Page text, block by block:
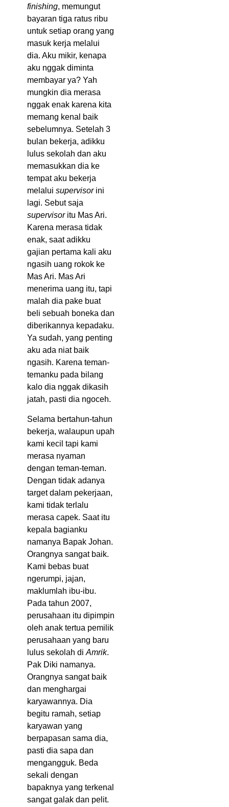
finishing, memungut
bayaran tiga ratus ribu
untuk setiap orang yang
masuk kerja melalui
dia. Aku mikir, kenapa
aku nggak diminta
membayar ya? Yah
mungkin dia merasa
nggak enak karena kita
memang kenal baik
sebelumnya. Setelah 3
bulan bekerja, adikku
lulus sekolah dan aku
memasukkan dia ke
tempat aku bekerja
melalui supervisorini
lagi. Sebut saja
supervisoritu Mas Ari.
Karena merasa tidak
enak, saat adikku
gajian pertama kali aku
ngasih uang rokok ke
Mas Ari. Mas Ari
menerima uang itu, tapi
malah dia pake buat
beli sebuah boneka dan
diberikannya kepadaku.
Ya sudah, yang penting
aku ada niat baik
ngasih. Karena teman-
temanku pada bilang
kalo dia nggak dikasih
jatah, pasti dia ngoceh.
Selama bertahun-tahun
bekerja, walaupun upah
kami kecil tapi kami
merasa nyaman
dengan teman-teman.
Dengan tidak adanya
target dalam pekerjaan,
kami tidak terlalu
merasa capek. Saat itu
kepala bagianku
namanya Bapak Johan.
Orangnya sangat baik.
Kami bebas buat
ngerumpi, jajan,
maklumlah ibu-ibu.
Pada tahun 2007,
perusahaan itu dipimpin
oleh anak tertua pemilik
perusahaan yang baru
lulus sekolah di Amrik.
Pak Diki namanya.
Orangnya sangat baik
dan menghargai
karyawannya. Dia
begitu ramah, setiap
karyawan yang
berpapasan sama dia,
pasti dia sapa dan
mengangguk. Beda
sekali dengan
bapaknya yang terkenal
sangat galak dan pelit.